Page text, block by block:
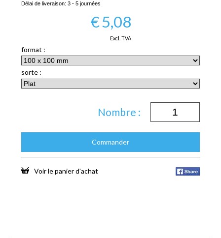
Délai de liveraison: 3 - 5 journées
€5,08
Excl. TVA
format :
sorte :
Nombre :
Commander
Voir le panier d'achat